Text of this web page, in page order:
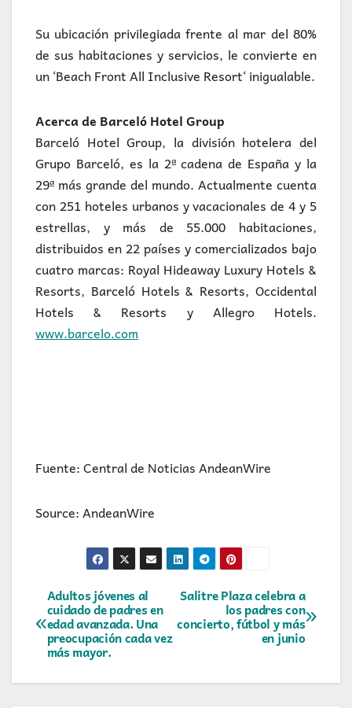
Su ubicación privilegiada frente al mar del 80%
de sus habitaciones y servicios, le convierte en
un ‘Beach Front All Inclusive Resort‘ inigualable.
Acerca de Barceló Hotel Group
Barceló Hotel Group, la división hotelera del
Grupo Barceló, es la 2ª cadena de España y la
29ª más grande del mundo. Actualmente cuenta
con 251 hoteles urbanos y vacacionales de 4 y 5
estrellas, y más de 55.000 habitaciones,
distribuidos en 22 países y comercializados bajo
cuatro marcas: Royal Hideaway Luxury Hotels &
Resorts, Barceló Hotels & Resorts, Occidental
Hotels & Resorts y Allegro Hotels.
www.barcelo.com
Fuente: Central de Noticias AndeanWire
Source: AndeanWire
Navegación
de
entradas
Salitre Plaza celebra a
los padres con
concierto, fútbol y más
en junio
Adultos jóvenes al
cuidado de padres en
edad avanzada. Una
preocupación cada vez
más mayor.